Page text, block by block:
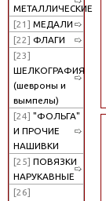
МЕТАЛЛИЧЕСКИЕ
[21] МЕДАЛИ
[22] ФЛАГИ
[23]
ШЕЛКОГРАФИЯ
(шевроны и
вымпелы)
[24] "ФОЛЬГА"
И ПРОЧИЕ
НАШИВКИ
[25] ПОВЯЗКИ
НАРУКАВНЫЕ
[26]